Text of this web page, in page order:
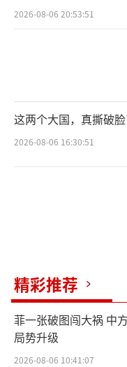
2026-08-06 20:53:51
这两个大国，真撕破
2026-08-06 16:30:51
精彩推荐
菲一张破图闯大祸 中
局势升级
2026-08-06 10:41:07